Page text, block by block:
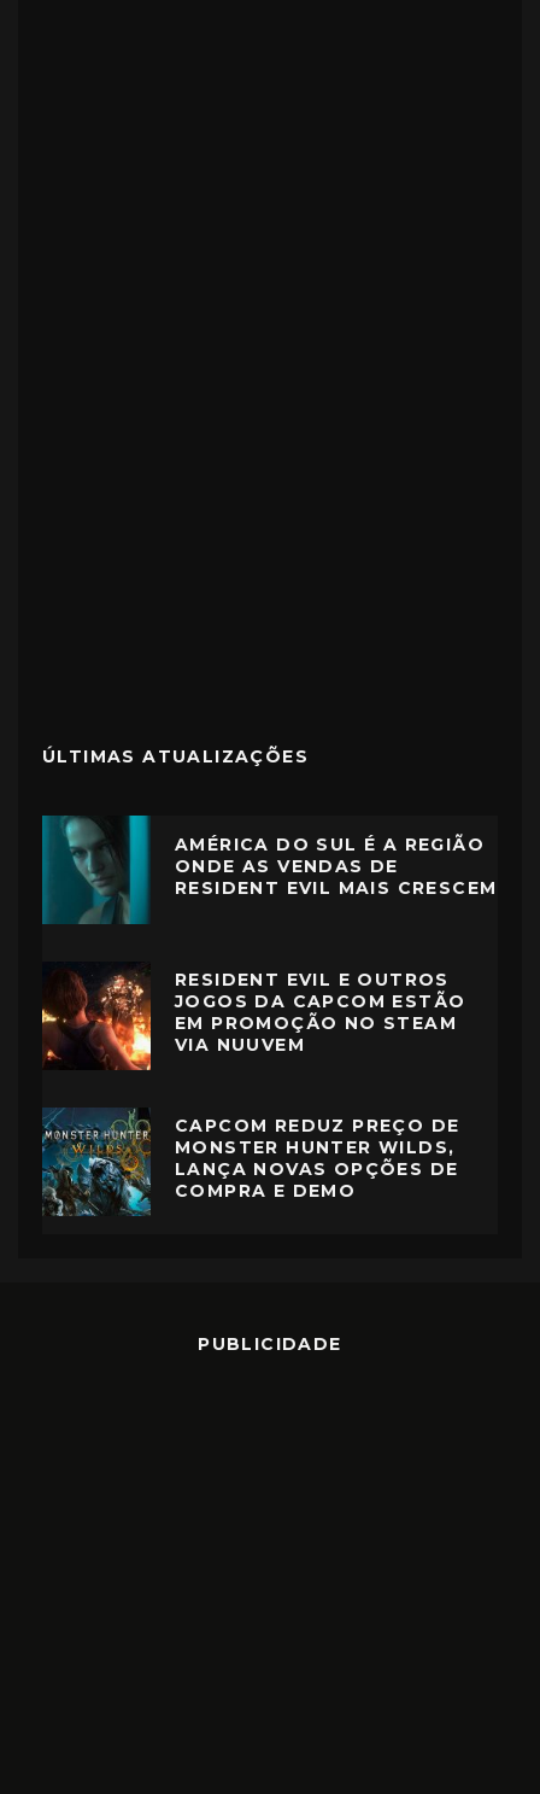
ÚLTIMAS ATUALIZAÇÕES
AMÉRICA DO SUL É A REGIÃO
ONDE AS VENDAS DE
RESIDENT EVIL MAIS CRESCEM
RESIDENT EVIL E OUTROS
JOGOS DA CAPCOM ESTÃO
EM PROMOÇÃO NO STEAM
VIA NUUVEM
CAPCOM REDUZ PREÇO DE
MONSTER HUNTER WILDS,
LANÇA NOVAS OPÇÕES DE
COMPRA E DEMO
PUBLICIDADE